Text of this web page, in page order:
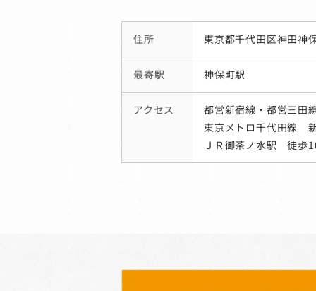
住所 東京都千代田区神田神
最寄駅 神保町駅
アクセス
都営新宿線・都営三
東京メトロ千代田線
ＪＲ御茶ノ水駅 徒歩